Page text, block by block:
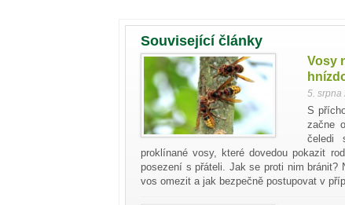
Související články
Vosy
5. srpna
S
začne
čeledi
proklínané vosy, které dovedou pokazit
posezení s přáteli. Jak se proti nim
vos omezit a jak bezpečně postupovat v